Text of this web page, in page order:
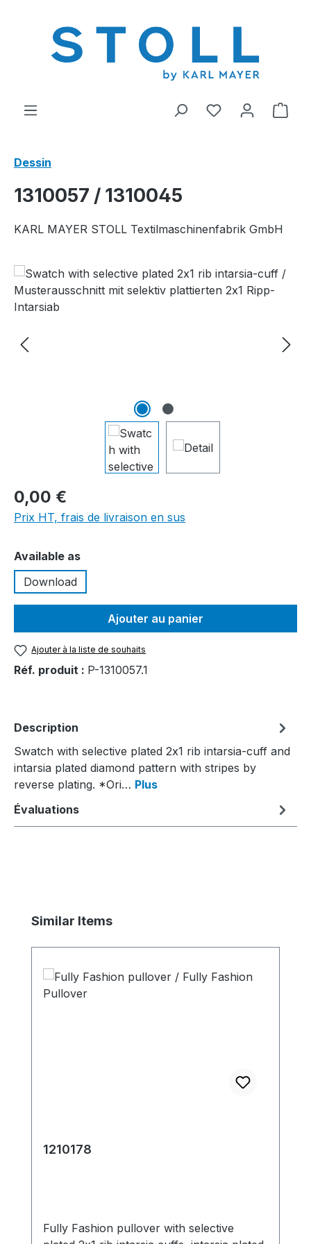
Vous avez 0Le
Dessin
1310057 / 1310045
KARL MAYER STOLL Textilmaschinenfabrik GmbH
Ignorer la galerie d'images
0,00 €
Prix HT, frais de livraison en sus
Sélectionnez
Available as
Download
Ajouter au panier
Ajouter à la liste de souhaits
Réf. produit : P-1310057.1
Description
Swatch with selective plated 2x1 rib intarsia-cuff and
intarsia plated diamond pattern with stripes by
reverse plating. *Ori… Plus
Évaluations
Ignorer la galerie de produits
Similar Items
1210178
Fully Fashion pullover with selective